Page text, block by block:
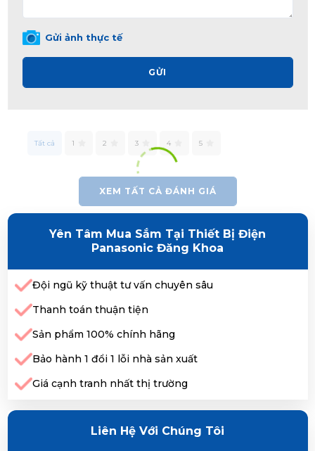
Gửi ảnh thực tế
GỬI
Tất cả 1 2 3 4 5
XEM TẤT CẢ ĐÁNH GIÁ
Yên Tâm Mua Sắm Tại Thiết Bị Điện
Panasonic Đăng Khoa
Đội ngũ kỹ thuật tư vấn chuyên sâu
Thanh toán thuận tiện
Sản phẩm 100% chính hãng
Bảo hành 1 đổi 1 lỗi nhà sản xuất
Giá cạnh tranh nhất thị trường
Liên Hệ Với Chúng Tôi